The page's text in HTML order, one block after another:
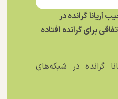
آریانا گرانده در
برای گرانده افتاده
گرانده در شبکه‌های